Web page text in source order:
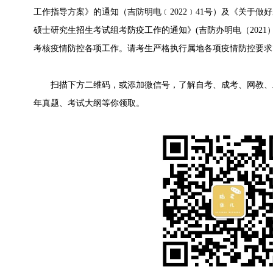
工作指导方案》的通知（吉防明电﹝2022﹞41号）及《关于做
硕士研究生招生考试组考防疫工作的通知》(吉防办明电（2021
考核疫情防控各项工作。请考生严格执行属地各项疫情防控要
扫描下方二维码，或添加微信号，了解自考、成考、网教、
年真题、考试大纲等你领取。